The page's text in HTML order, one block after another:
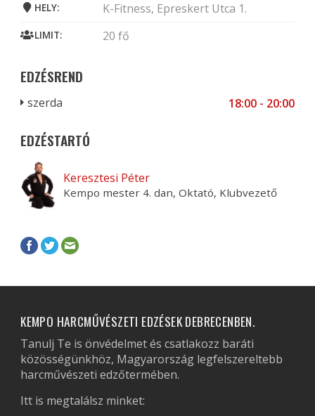
HELY: K-Fitness, Epreskert Utca 1.
LIMIT: 20 fő
EDZÉSREND
szerda 18:00 - 20:00
EDZÉSTARTÓ
Keresztesi Péter
Kempo mester 4. dan, Oktató, Klubvezető
KEMPO HARCMŰVÉSZETI EDZÉSEK DEBRECENBEN.
Tanulj Te is önvédelmet és csatlakozz baráti
közösségünkhöz, Magyarország legfelszereltebb
harcművészeti edzőtermében.
Itt is megtalálsz minket: